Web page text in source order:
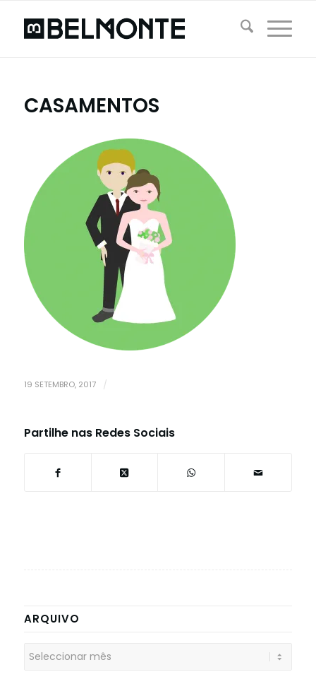
CASAMENTOS
19 SETEMBRO, 2017 /
Partilhe nas Redes Sociais
ARQUIVO